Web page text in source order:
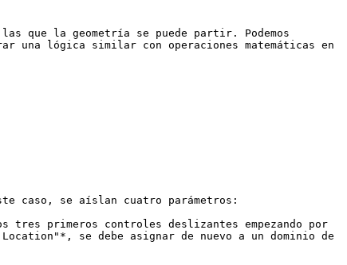
que la geometría se puede partir. Podemos
una lógica similar con operaciones matemáticas en
caso, se aíslan cuatro parámetros:
tres primeros controles deslizantes empezando por
se debe asignar de nuevo a un dominio de